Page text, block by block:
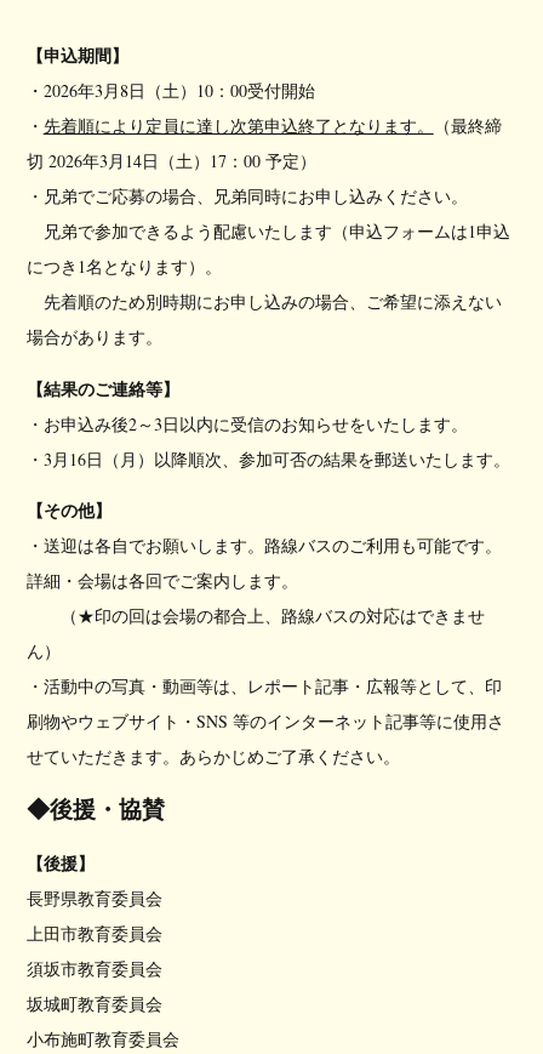
【申込期間】
・2026年3月8日（土）10：00受付開始
・ 先着順により定員に達し次第申込終了となります。
（最終締
切 2026年3月14日（土）17：00 予定）
・兄弟でご応募の場合、兄弟同時にお申し込みください。
兄弟で参加できるよう配慮いたします（申込フォームは1申込
につき1名となります）。
先着順のため別時期にお申し込みの場合、ご希望に添えない
場合があります。
【結果のご連絡等】
・お申込み後2～3日以内に受信のお知らせをいたします。
・3月16日（月）以降順次、参加可否の結果を郵送いたします。
【その他】
・送迎は各自でお願いします。路線バスのご利用も可能です。
詳細・会場は各回でご案内します。
（★印の回は会場の都合上、路線バスの対応はできませ
ん）
・活動中の写真・動画等は、レポート記事・広報等として、印
刷物やウェブサイト・SNS 等のインターネット記事等に使用さ
せていただきます。あらかじめご了承ください。
◆後援・協賛
【後援】
長野県教育委員会
上田市教育委員会
須坂市教育委員会
坂城町教育委員会
小布施町教育委員会